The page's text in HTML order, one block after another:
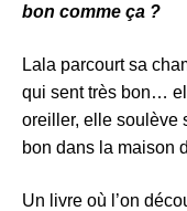
bon comme ça ?
Lala parcourt sa
qui sent très bon…
oreiller, elle soulève
bon dans la maison
Un livre où l’on